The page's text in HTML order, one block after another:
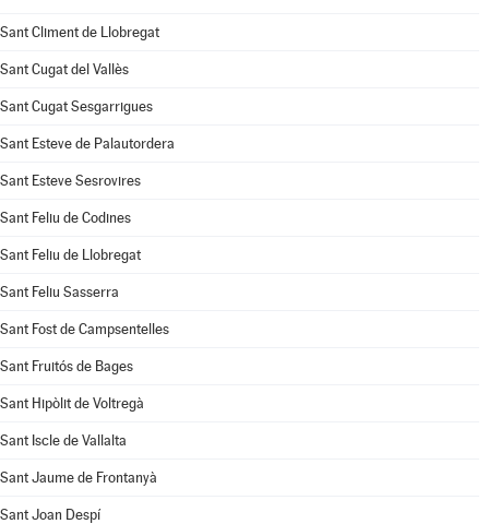
Sant Climent de Llobregat
Sant Cugat del Vallès
Sant Cugat Sesgarrigues
Sant Esteve de Palautordera
Sant Esteve Sesrovires
Sant Feliu de Codines
Sant Feliu de Llobregat
Sant Feliu Sasserra
Sant Fost de Campsentelles
Sant Fruitós de Bages
Sant Hipòlit de Voltregà
Sant Iscle de Vallalta
Sant Jaume de Frontanyà
Sant Joan Despí